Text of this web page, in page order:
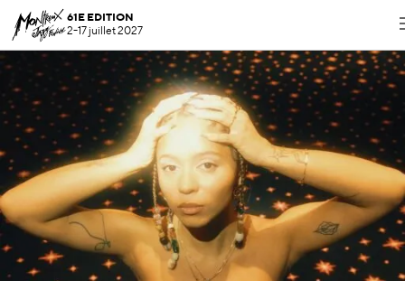
61E EDITION
2-17 juillet 2027